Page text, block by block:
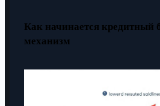
Как начинается
механизм